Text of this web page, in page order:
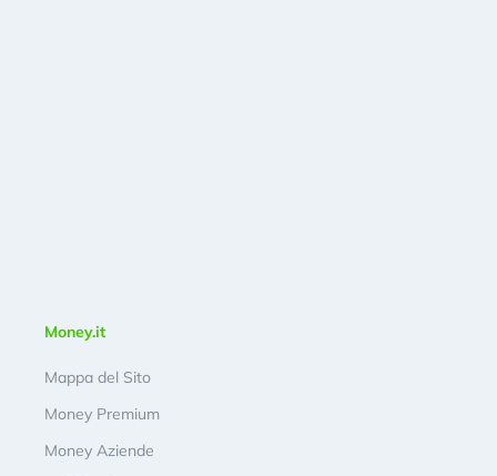
Money.it
Mappa del Sito
Money Premium
Money Aziende